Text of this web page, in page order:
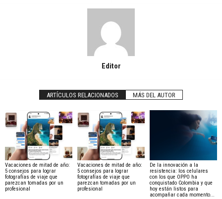
Editor
ARTÍCULOS RELACIONADOS MÁS DEL AUTOR
Vacaciones de mitad de año:
5 consejos para lograr
fotografías de viaje que
parezcan tomadas por un
profesional
Vacaciones de mitad de año:
5 consejos para lograr
fotografías de viaje que
parezcan tomadas por un
profesional
De la innovación a la
resistencia: los celulares
con los que OPPO ha
conquistado Colombia y que
hoy están listos para
acompañar cada momento...